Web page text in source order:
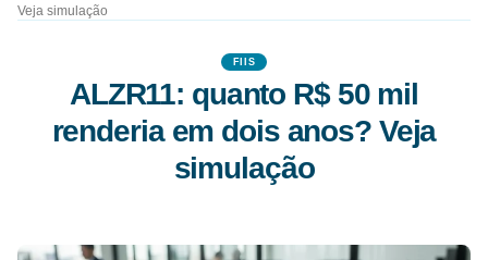
Veja simulação
FIIS
ALZR11: quanto R$ 50 mil
renderia em dois anos? Veja
simulação